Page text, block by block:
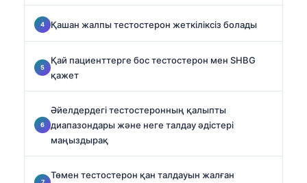
Қашан жалпы тестостерон жеткіліксіз болады
Қай пациенттерге бос тестостерон мен SHBG
қажет
Әйелдердегі тестостеронның қалыпты
диапазондары және неге талдау әдістері
маңыздырақ
Төмен тестостерон қан талдауын жалған